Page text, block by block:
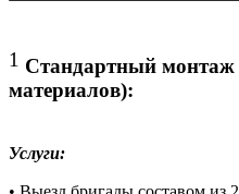
1 Стандартный монтаж
материалов):
Услуги: